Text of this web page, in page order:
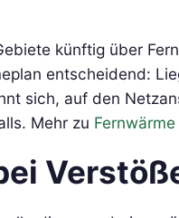
künftig über
entscheidend:
sich, auf den
Mehr zu Fernwärme